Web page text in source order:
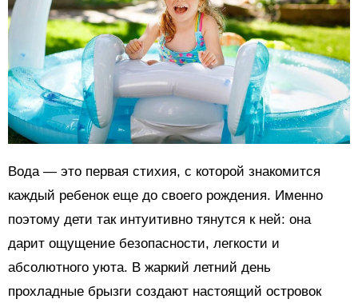
Вода — это первая стихия, с которой знакомится
каждый ребенок еще до своего рождения. Именно
поэтому дети так интуитивно тянутся к ней: она
дарит ощущение безопасности, легкости и
абсолютного уюта. В жаркий летний день
прохладные брызги создают настоящий островок